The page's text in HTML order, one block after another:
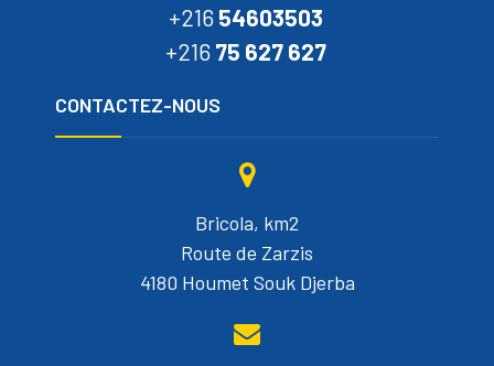
+216 54603503
+216 75 627 627
CONTACTEZ-NOUS
Bricola, km2
Route de Zarzis
4180 Houmet Souk Djerba